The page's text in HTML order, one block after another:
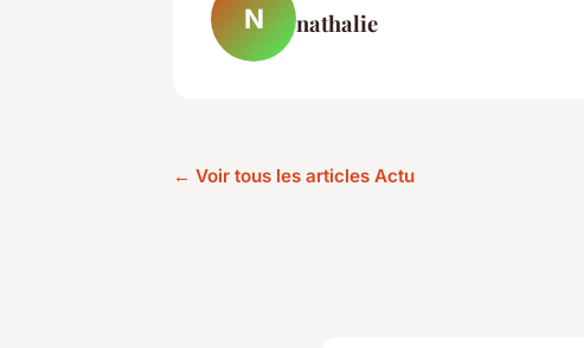
N nathalie
← Voir tous les articles Actu